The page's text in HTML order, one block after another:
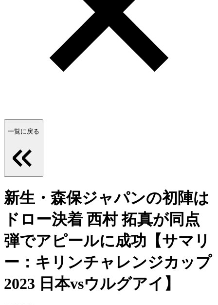
一覧に戻る
新生・森保ジャパンの初陣は
ドロー決着 西村 拓真が同点
弾でアピールに成功【サマリ
ー：キリンチャレンジカップ
2023 日本vsウルグアイ】